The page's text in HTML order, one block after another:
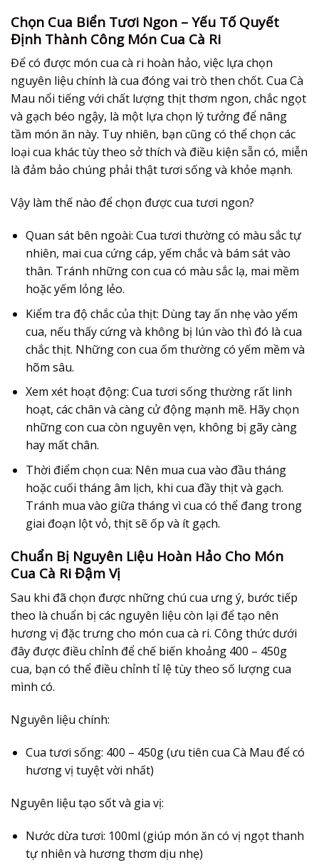
Chọn Cua Biển Tươi Ngon – Yếu Tố Quyết
Định Thành Công Món Cua Cà Ri
Để có được món cua cà ri hoàn hảo, việc lựa chọn
nguyên liệu chính là cua đóng vai trò then chốt. Cua Cà
Mau nổi tiếng với chất lượng thịt thơm ngon, chắc ngọt
và gạch béo ngậy, là một lựa chọn lý tưởng để nâng
tầm món ăn này. Tuy nhiên, bạn cũng có thể chọn các
loại cua khác tùy theo sở thích và điều kiện sẵn có, miễn
là đảm bảo chúng phải thật tươi sống và khỏe mạnh.
Vậy làm thế nào để chọn được cua tươi ngon?
Quan sát bên ngoài: Cua tươi thường có màu sắc tự
nhiên, mai cua cứng cáp, yếm chắc và bám sát vào
thân. Tránh những con cua có màu sắc lạ, mai mềm
hoặc yếm lỏng lẻo.
Kiểm tra độ chắc của thịt: Dùng tay ấn nhẹ vào yếm
cua, nếu thấy cứng và không bị lún vào thì đó là cua
chắc thịt. Những con cua ốm thường có yếm mềm và
hõm sâu.
Xem xét hoạt động: Cua tươi sống thường rất linh
hoạt, các chân và càng cử động mạnh mẽ. Hãy chọn
những con cua còn nguyên vẹn, không bị gãy càng
hay mất chân.
Thời điểm chọn cua: Nên mua cua vào đầu tháng
hoặc cuối tháng âm lịch, khi cua đầy thịt và gạch.
Tránh mua vào giữa tháng vì cua có thể đang trong
giai đoạn lột vỏ, thịt sẽ ốp và ít gạch.
Chuẩn Bị Nguyên Liệu Hoàn Hảo Cho Món
Cua Cà Ri Đậm Vị
Sau khi đã chọn được những chú cua ưng ý, bước tiếp
theo là chuẩn bị các nguyên liệu còn lại để tạo nên
hương vị đặc trưng cho món cua cà ri. Công thức dưới
đây được điều chỉnh để chế biến khoảng 400 – 450g
cua, bạn có thể điều chỉnh tỉ lệ tùy theo số lượng cua
mình có.
Nguyên liệu chính:
Cua tươi sống: 400 – 450g (ưu tiên cua Cà Mau để có
hương vị tuyệt vời nhất)
Nguyên liệu tạo sốt và gia vị:
Nước dừa tươi: 100ml (giúp món ăn có vị ngọt thanh
tự nhiên và hương thơm dịu nhẹ)